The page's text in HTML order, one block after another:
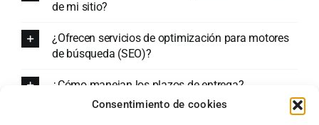
Consentimiento de cookies
de mi sitio?
¿Ofrecen servicios de optimización para motores
de búsqueda (SEO)?
¿Cómo manejan los plazos de entrega?